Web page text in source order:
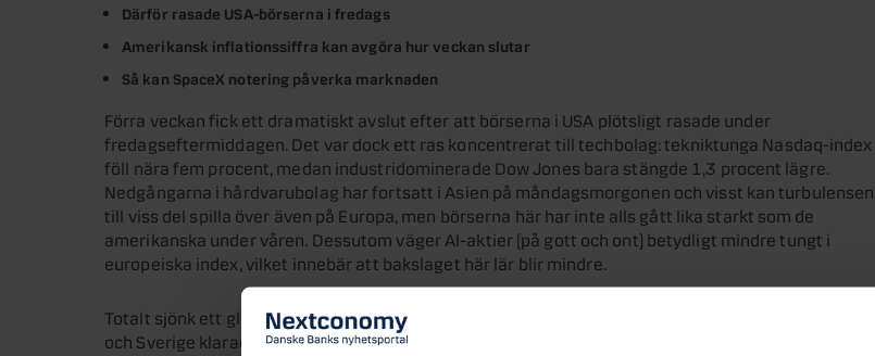
Därför rasade USA-börserna i fredags
Amerikansk inflationssiffra kan avgöra hur veckan slutar
Så kan SpaceX notering påverka marknaden
Förra veckan fick ett dramatiskt avslut efter att börserna i USA plötsligt rasade under
fredagseftermiddagen. Det var dock ett ras koncentrerat till techbolag: tekniktunga Nasdaq-index
föll nära fem procent, medan industridominerade Dow Jones bara stängde 1,3 procent lägre.
Nedgångarna i hårdvarubolag har fortsatt i Asien på måndagsmorgonen och visst kan turbulensen
till viss del spilla över även på Europa, men börserna här har inte alls gått lika starkt som de
amerikanska under våren. Dessutom väger AI-aktier (på gott och ont) betydligt mindre tungt i
europeiska index, vilket innebär att bakslaget här lär blir mindre.
Totalt sjönk ett globalt index 1,9 procent förra veckan med störs nedgångar i USA, medan Europa
och Sverige klarade sig bättre.